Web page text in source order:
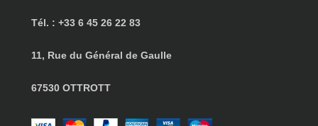
Tél. : +33 6 45 26 22 83
11, Rue du Général de Gaulle
67530 OTTROTT